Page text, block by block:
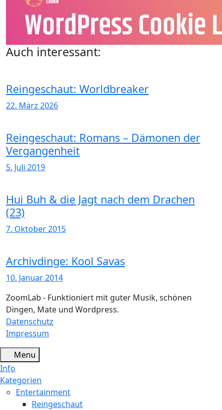
Auch interessant:
Reingeschaut: Worldbreaker
22. März 2026
Reingeschaut: Romans – Dämonen der
Vergangenheit
5. Juli 2019
Hui Buh & die Jagt nach dem Drachen
(23)
7. Oktober 2015
Archivdinge: Kool Savas
10. Januar 2014
ZoomLab - Funktioniert mit guter Musik, schönen
Dingen, Mate und Wordpress.
Datenschutz
Impressum
Menu
Info
Kategorien
Entertainment
Reingeschaut